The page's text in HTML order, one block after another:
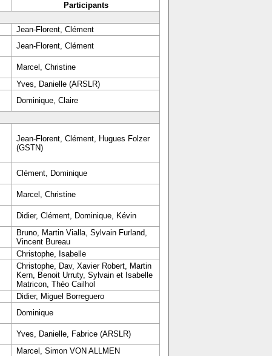
Participants
Jean-Florent, Clément
Jean-Florent, Clément
Marcel, Christine
Yves, Danielle (ARSLR)
Dominique, Claire
Jean-Florent, Clément, Hugues Folzer
(GSTN)
Clément, Dominique
Marcel, Christine
Didier, Clément, Dominique, Kévin
Bruno, Martin Vialla, Sylvain Furland,
Vincent Bureau
Christophe, Isabelle
Christophe, Dav, Xavier Robert, Martin
Kern, Benoit Urruty, Sylvain et Isabelle
Matricon, Théo Cailhol
Didier, Miguel Borreguero
Dominique
Yves, Danielle, Fabrice (ARSLR)
Marcel, Simon VON ALLMEN